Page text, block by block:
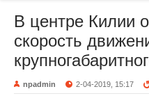
В центре Килии
скорость
npadmin 2-04-2019, 15:17